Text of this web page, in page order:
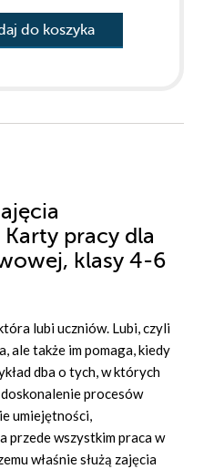
do koszyka
pracy dla
klasy 4-6
lubi uczniów. Lubi, czyli
ale także im pomaga, kiedy
dba o tych, w których
procesów
umiejętności,
przede wszystkim praca w
właśnie służą zajęcia